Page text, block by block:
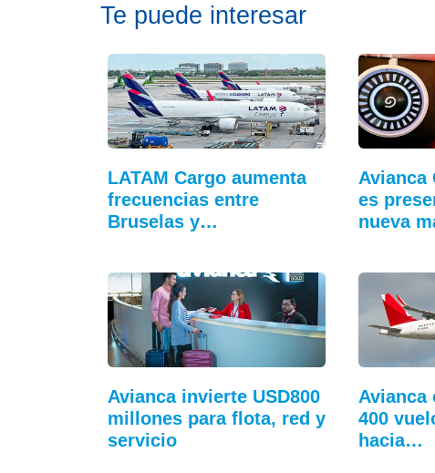
Te puede interesar
LATAM Cargo aumenta
frecuencias entre
Bruselas y…
Avianca
es
nueva
Avianca invierte USD800
millones para flota, red y
servicio
Avianca
400
hacia…